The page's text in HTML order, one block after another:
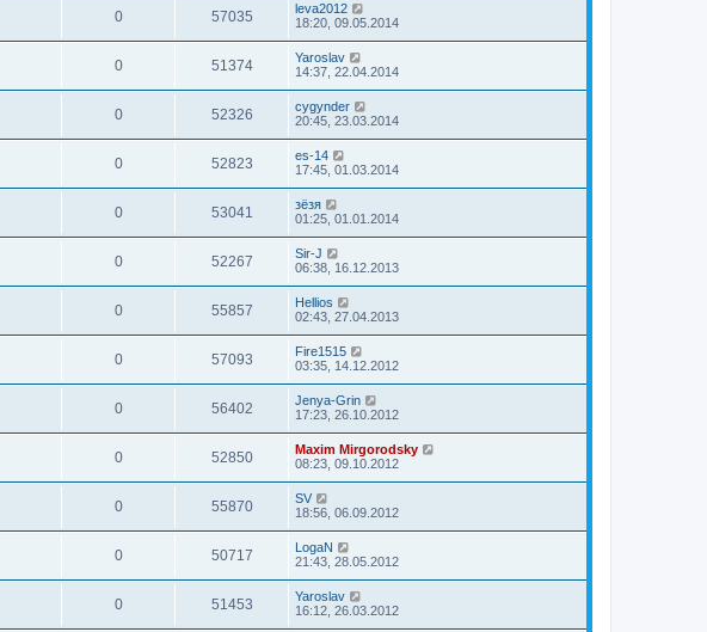
0 57035
leva2012
18:20, 09.05.2014
0 51374
Yaroslav
14:37, 22.04.2014
0 52326
cygynder
20:45, 23.03.2014
0 52823
es-14
17:45, 01.03.2014
0 53041
зёзя
01:25, 01.01.2014
0 52267
Sir-J
06:38, 16.12.2013
0 55857
Hellios
02:43, 27.04.2013
0 57093
Fire1515
03:35, 14.12.2012
0 56402
Jenya-Grin
17:23, 26.10.2012
0 52850
Maxim Mirgorodsky
08:23, 09.10.2012
0 55870
SV
18:56, 06.09.2012
0 50717
LogaN
21:43, 28.05.2012
0 51453
Yaroslav
16:12, 26.03.2012